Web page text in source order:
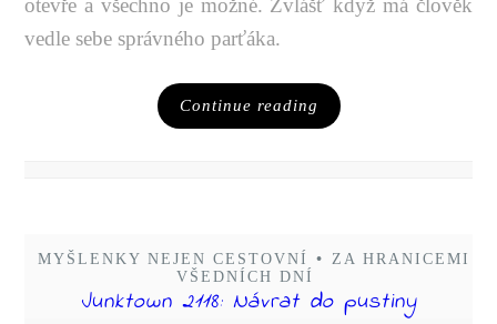
otevře a všechno je možné. Zvlášť když má člověk
vedle sebe správného parťáka.
Continue reading
MYŠLENKY NEJEN CESTOVNÍ •
ZA HRANICEMI
VŠEDNÍCH DNÍ
Junktown 2118: Návrat do pustiny